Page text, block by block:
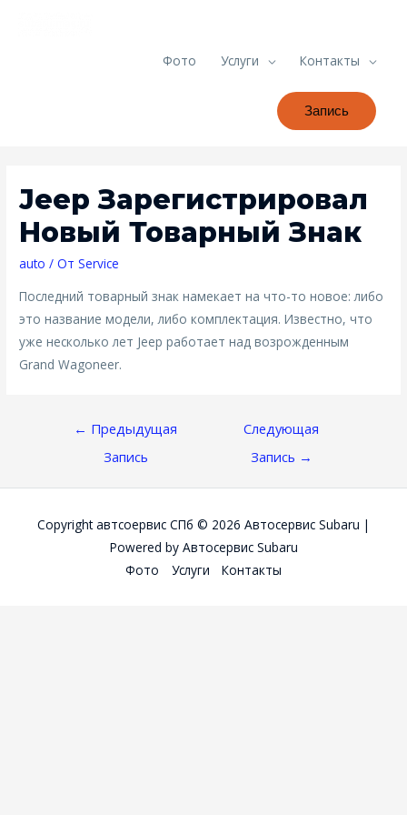
Фото Услуги Контакты
Запись
Jeep Зарегистрировал
Новый Товарный Знак
auto / От Service
Последний товарный знак намекает на что-то новое: либо
это название модели, либо комплектация. Известно, что
уже несколько лет Jeep работает над возрожденным
Grand Wagoneer.
Навигация
Записям
← Предыдущая
Запись
Следующая
Запись →
Copyright автсоервис СПб © 2026 Автосервис Subaru |
Powered by Автосервис Subaru
Фото
Услуги Контакты